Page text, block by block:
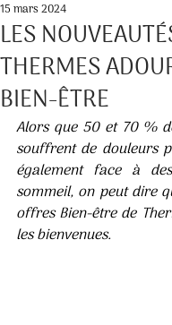
LES
THERMES
BIEN-ÊTRE
15 mars 2024
Alors que 50 et 70 %
souffrent de douleurs
également face à
sommeil, on peut dire
offres Bien-être de
les bienvenues.